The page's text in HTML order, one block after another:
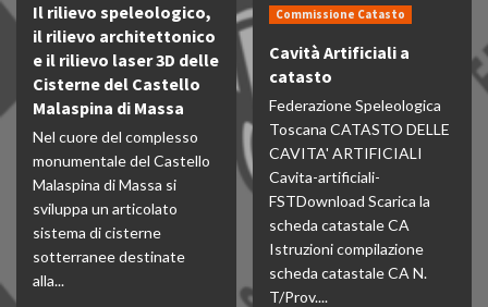
Il rilievo speleologico,
il rilievo architettonico
e il rilievo laser 3D delle
Cisterne del Castello
Malaspina di Massa
Nel cuore del complesso
monumentale del Castello
Malaspina di Massa si
sviluppa un articolato
sistema di cisterne
sotterranee destinate
alla...
Commissione Catasto
Cavità Artificiali a
catasto
Federazione Speleologica
Toscana CATASTO DELLE
CAVITA' ARTIFICIALI
Cavita-artificiali-
FSTDownload Scarica la
scheda catastale CA
Istruzioni compilazione
scheda catastale CA N.
T/Prov....